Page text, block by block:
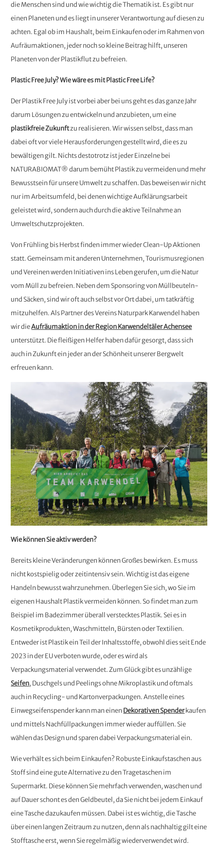
die Menschen sind und wie wichtig die Thematik ist. Es gibt nur
einen Planeten und es liegt in unserer Verantwortung auf diesen zu
achten. Egal ob im Haushalt, beim Einkaufen oder im Rahmen von
Aufräumaktionen, jeder noch so kleine Beitrag hilft, unseren
Planeten von der Plastikflut zu befreien.
Plastic Free July? Wie wäre es mit Plastic Free Life?
Der Plastik Free July ist vorbei aber bei uns geht es das ganze Jahr
darum Lösungen zu entwickeln und anzubieten, um eine
plastikfreie Zukunftzu realisieren. Wir wissen selbst, dass man
dabei oft vor viele Herausforderungen gestellt wird, die es zu
bewältigen gilt. Nichts destotrotz ist jeder Einzelne bei
NATURABIOMAT® darum bemüht Plastik zu vermeiden und mehr
Bewusstsein für unsere Umwelt zu schaffen. Das beweisen wir nicht
nur im Arbeitsumfeld, bei denen wichtige Aufklärungsarbeit
geleistet wird, sondern auch durch die aktive Teilnahme an
Umweltschutzprojekten.
Von Frühling bis Herbst finden immer wieder Clean-Up Aktionen
statt. Gemeinsam mit anderen Unternehmen, Tourismusregionen
und Vereinen werden Initiativen ins Leben gerufen, um die Natur
vom Müll zu befreien. Neben dem Sponsoring von Müllbeuteln-
und Säcken, sind wir oft auch selbst vor Ort dabei, um tatkräftig
mitzuhelfen. Als Partner des Vereins Naturpark Karwendel haben
wir dieAufräumaktion in der Region Karwendeltäler Achensee
unterstützt. Die fleißigen Helfer haben dafür gesorgt, dass sich
auch in Zukunft ein jeder an der Schönheit unserer Bergwelt
erfreuen kann.
Wie können Sie aktiv werden?
Bereits kleine Veränderungen können Großes bewirken. Es muss
nicht kostspielig oder zeitintensiv sein. Wichtig ist das eigene
Handeln bewusst wahrzunehmen. Überlegen Sie sich, wo Sie im
eigenen Haushalt Plastik vermeiden können. So findet man zum
Beispiel im Badezimmer überall verstecktes Plastik. Sei es in
Kosmetikprodukten, Waschmitteln, Bürsten oder Textilien.
Entweder ist Plastik ein Teil der Inhaltsstoffe, obwohl dies seit Ende
2023 in der EU verboten wurde, oder es wird als
Verpackungsmaterial verwendet. Zum Glück gibt es unzählige
Seifen, Duschgels und Peelings ohne Mikroplastik und oftmals
auch in Recycling- und Kartonverpackungen. Anstelle eines
Einwegseifenspender kann man einen Dekorativen Spenderkaufen
und mittels Nachfüllpackungen immer wieder auffüllen. Sie
wählen das Design und sparen dabei Verpackungsmaterial ein.
Wie verhält es sich beim Einkaufen? Robuste Einkaufstaschen aus
Stoff sind eine gute Alternative zu den Tragetaschen im
Supermarkt. Diese können Sie mehrfach verwenden, waschen und
auf Dauer schont es den Geldbeutel, da Sie nicht bei jedem Einkauf
eine Tasche dazukaufen müssen. Dabei ist es wichtig, die Tasche
über einen langen Zeitraum zu nutzen, denn als nachhaltig gilt eine
Stofftasche erst, wenn Sie regelmäßig wiederverwendet wird.